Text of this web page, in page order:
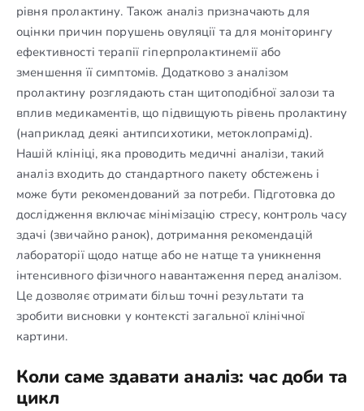
рівня пролактину. Також аналіз призначають для
оцінки причин порушень овуляції та для моніторингу
ефективності терапії гіперпролактинемії або
зменшення її симптомів. Додатково з аналізом
пролактину розглядають стан щитоподібної залози та
вплив медикаментів, що підвищують рівень пролактину
(наприклад деякі антипсихотики, метоклопрамід).
Нашій клініці, яка проводить медичні аналізи, такий
аналіз входить до стандартного пакету обстежень і
може бути рекомендований за потреби. Підготовка до
дослідження включає мінімізацію стресу, контроль часу
здачі (звичайно ранок), дотримання рекомендацій
лабораторії щодо натще або не натще та уникнення
інтенсивного фізичного навантаження перед аналізом.
Це дозволяє отримати більш точні результати та
зробити висновки у контексті загальної клінічної
картини.
Коли саме здавати аналіз: час доби та
цикл